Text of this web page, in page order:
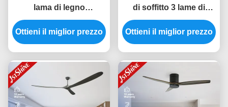
lama di legno
decorativo per hotel
con telecomando a
motore a corrente
Ottieni il miglior prezzo
di soffitto 3 lame di
legno DC 6 velocità
telecomando basso
rumore
Ottieni il miglior prezzo